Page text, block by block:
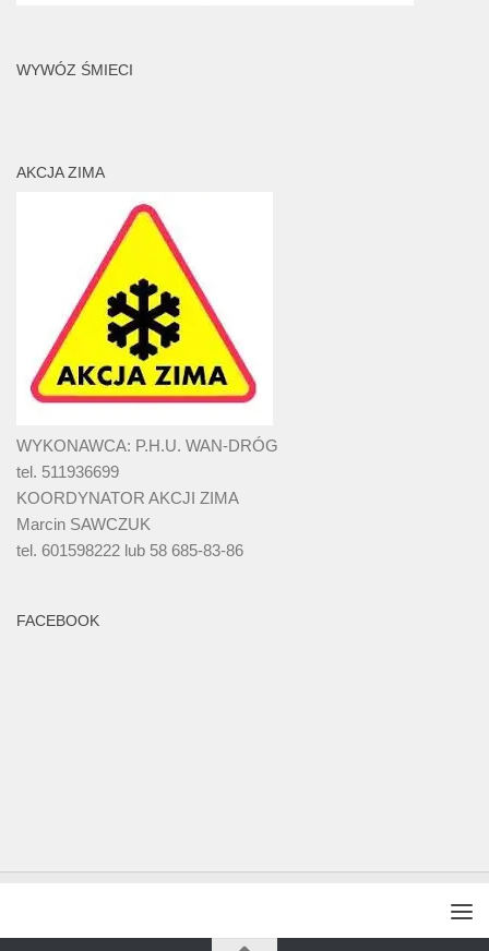
WYWÓZ ŚMIECI
AKCJA ZIMA
WYKONAWCA: P.H.U. WAN-DRÓG
tel. 511936699
KOORDYNATOR AKCJI ZIMA
Marcin SAWCZUK
tel. 601598222 lub 58 685-83-86
FACEBOOK